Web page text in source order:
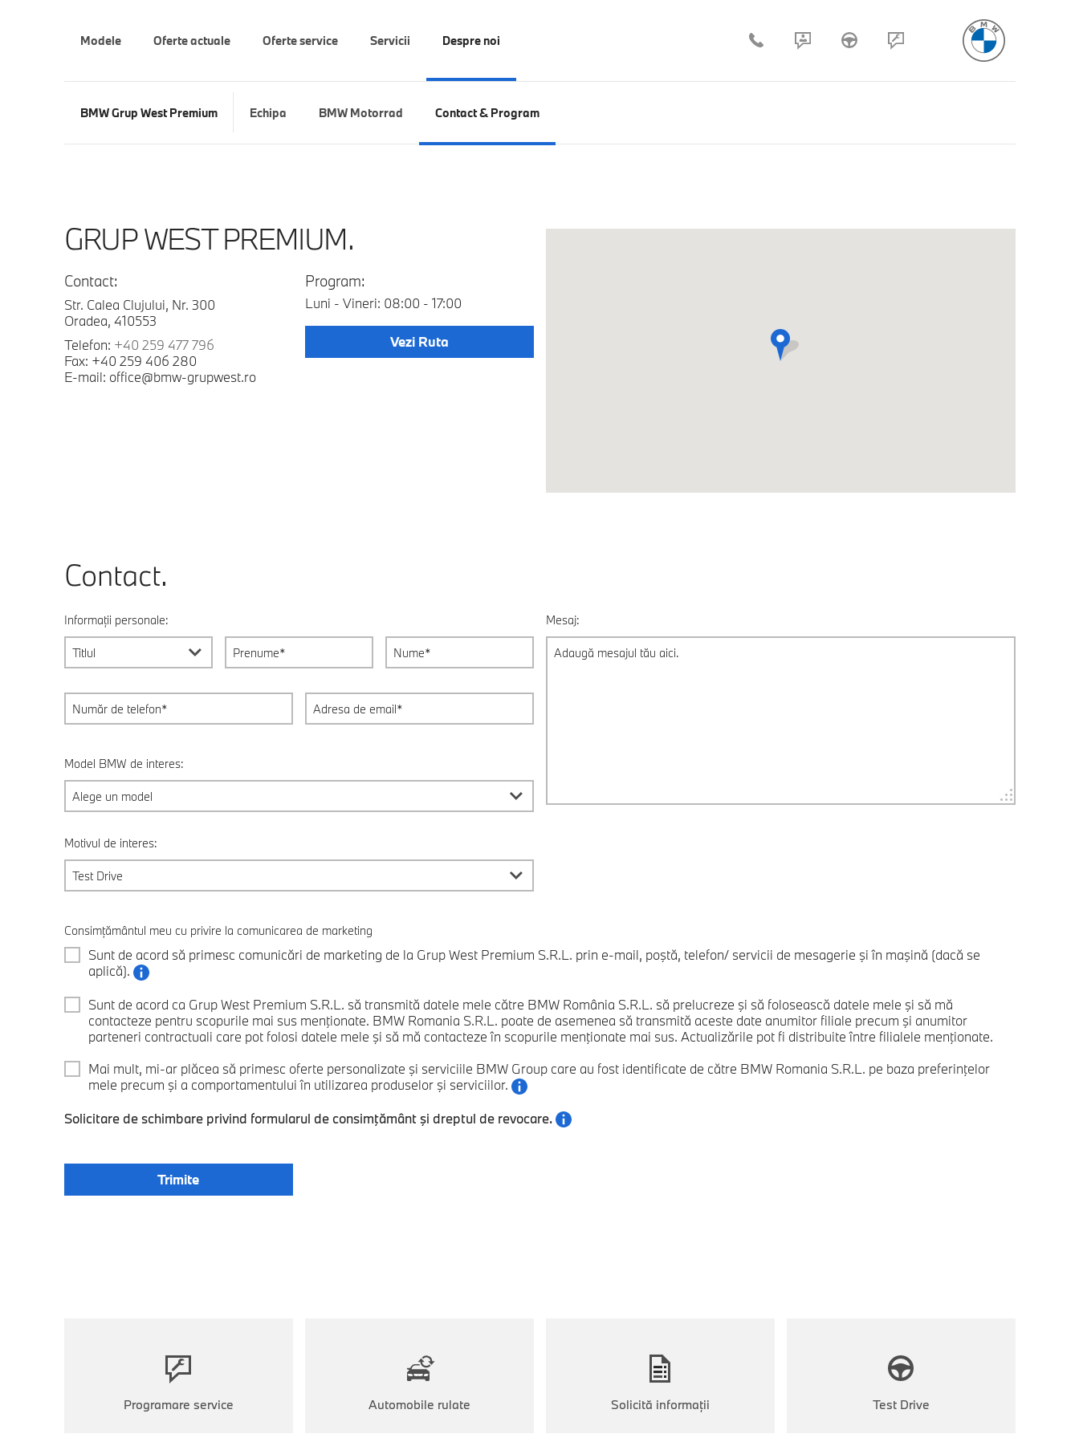
Modele Oferte actuale Oferte service Servicii Despre noi
BMW Grup West Premium Echipa BMW Motorrad Contact & Program
GRUP WEST PREMIUM.
Contact:
Str. Calea Clujului, Nr. 300
Oradea, 410553
Telefon: +40 259 477 796
Fax: +40 259 406 280
E-mail: office@bmw-grupwest.ro
Program:
Luni - Vineri: 08:00 - 17:00
Vezi Ruta
Contact.
Informații personale:
Titlul
Model BMW de interes:
Alege un model
Motivul de interes:
Test Drive
Mesaj:
Consimțământul meu cu privire la comunicarea de marketing
Sunt de acord să primesc comunicări de marketing de la Grup West Premium S.R.L. prin e-mail, poştă, telefon/ servicii de mesagerie şi în maşină (dacă se
aplică).
Sunt de acord ca Grup West Premium S.R.L. să transmită datele mele către BMW România S.R.L. să prelucreze şi să folosească datele mele şi să mă
contacteze pentru scopurile mai sus menţionate. BMW Romania S.R.L. poate de asemenea să transmită aceste date anumitor filiale precum şi anumitor
parteneri contractuali care pot folosi datele mele şi să mă contacteze în scopurile menţionate mai sus. Actualizările pot fi distribuite între filialele menţionate.
Mai mult, mi-ar plăcea să primesc oferte personalizate şi serviciile BMW Group care au fost identificate de către BMW Romania S.R.L. pe baza preferinţelor
mele precum şi a comportamentului în utilizarea produselor şi serviciilor.
Solicitare de schimbare privind formularul de consimţământ şi dreptul de revocare.
Programare service Automobile rulate Solicită informaţii Test Drive